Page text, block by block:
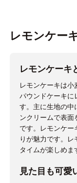
レモンケー
レモンケーキ
レモンケーキは
パウンドケーキに
す。主に生地の中
ンクリームで表
です。レモンケー
りが魅力です。
タイムが楽しめま
見た目も可愛